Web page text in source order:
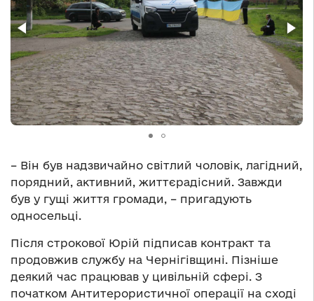
– Він був надзвичайно світлий чоловік, лагідний,
порядний, активний, життєрадісний. Завжди
був у гущі життя громади, – пригадують
односельці.
Після строкової Юрій підписав контракт та
продовжив службу на Чернігівщині. Пізніше
деякий час працював у цивільній сфері. З
початком Антитерористичної операції на сході